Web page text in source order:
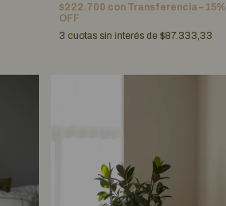
$222.700 con Transferencia – 15%
OFF
3 cuotas sin interés de $87.333,33